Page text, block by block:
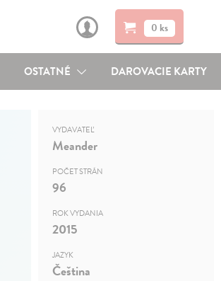
0 ks
OSTATNÉ DAROVACIE KARTY
VYDAVATEĽ
Meander
POČET STRÁN
96
ROK VYDANIA
2015
JAZYK
Čeština